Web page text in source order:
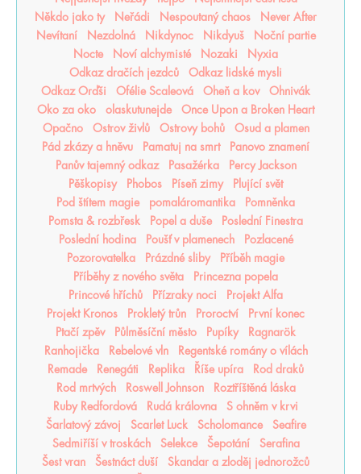
Někdo jako ty
Neřádi Nespoutaný chaos
Never After
Nevítaní
Nezdolná Nikdynoc Nikdyuš
Noční partie
Nocte
Noví alchymisté Nozaki
Nyxia
Odkaz dračích jezdců
Odkaz lidské mysli
Odkaz Orďši
Ofélie Scaleová Oheň a kov
Ohnivák
Oko za oko
olaskutunejde
Once Upon a Broken Heart
Opačno
Ostrov živlů Ostrovy bohů
Osud a plamen
Pád zkázy a hněvu
Pamatuj na smrt
Panovo znamení
Panův tajemný odkaz
Pasažérka
Percy Jackson
Pěškopisy
Phobos Píseň zimy
Plující svět
Pod štítem magie
pomaláromantika
Pomněnka
Pomsta & rozbřesk
Popel a duše
Poslední Finestra
Poslední hodina
Poušť v plamenech
Pozlacené
Pozorovatelka
Prázdné sliby
Příběh magie
Příběhy z nového světa
Princezna popela
Princové hříchů
Přízraky noci
Projekt Alfa
Projekt Kronos
Prokletý trůn Proroctví
První konec
Ptačí zpěv
Půlměsíční město Pupíky
Ragnarök
Ranhojička
Rebelové vln
Regentské romány o vílách
Remade
Renegáti Replika Říše upíra
Rod draků
Rod mrtvých
Roswell Johnson
Roztříštěná láska
Ruby Redfordová
Rudá královna
S ohněm v krvi
Šarlatový závoj
Scarlet Luck Scholomance
Seafire
Sedmiříší v troskách
Selekce Šepotání
Serafina
Šest vran
Šestnáct duší
Skandar a zloděj jednorožců